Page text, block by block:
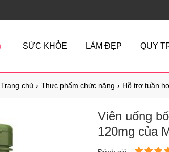
SỨC KHỎE LÀM ĐẸP QUY
Trang chủ Thực phẩm chức năng Hỗ trợ tuần
Viên uống
120mg của